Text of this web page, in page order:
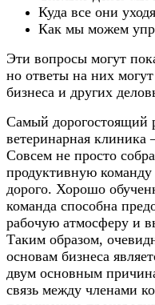
Куда все они
Как мы можем
Эти вопросы могут
но ответы на них
бизнеса и других
Самый дорогостоящий
ветеринарная клиника
Совсем не просто
продуктивную команду
дорого. Хорошо
команда способна
рабочую атмосферу и
Таким образом,
основам бизнеса
двум основным
связь между членами